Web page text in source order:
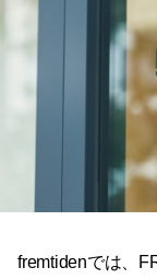
fremtidenでは、